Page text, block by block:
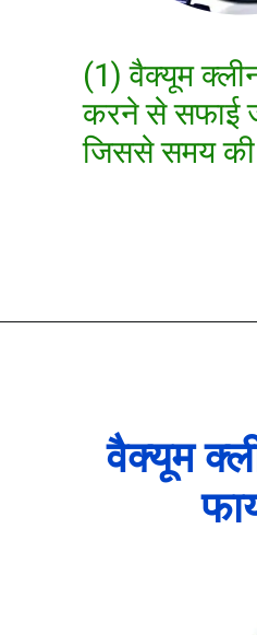
(1) वैक्यूम
करने से सफाई
जिससे समय की
वैक्यूम